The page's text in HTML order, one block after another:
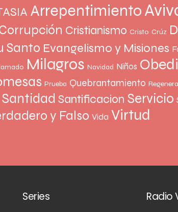
Arrepentimiento
Cristianismo Cristo Crúz
Santo Evangelismo y Misiones
Milagros Navidad Niños
Prueba Quebrantamiento
Santidad Santificacion Servicio
y Falso Vida Virtud
Series Radio